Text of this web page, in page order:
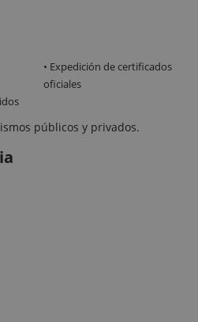
• Expedición de certificados
oficiales
públicos y privados.